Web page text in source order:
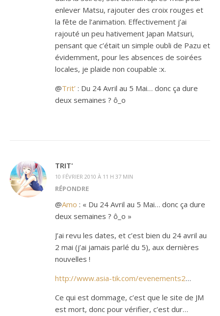
enlever Matsu, rajouter des croix rouges et
la fête de l’animation. Effectivement j’ai
rajouté un peu hativement Japan Matsuri,
pensant que c’était un simple oubli de Pazu et
évidemment, pour les absences de soirées
locales, je plaide non coupable :x.
@Trit’ : Du 24 Avril au 5 Mai… donc ça dure
deux semaines ? ô_o
TRIT'
10 FÉVRIER 2010 À 11 H 37 MIN
RÉPONDRE
@Amo : « Du 24 Avril au 5 Mai… donc ça dure
deux semaines ? ô_o »
J’ai revu les dates, et c’est bien du 24 avril au
2 mai (j’ai jamais parlé du 5), aux dernières
nouvelles !
http://www.asia-tik.com/evenements2…
Ce qui est dommage, c’est que le site de JM
est mort, donc pour vérifier, c’est dur…